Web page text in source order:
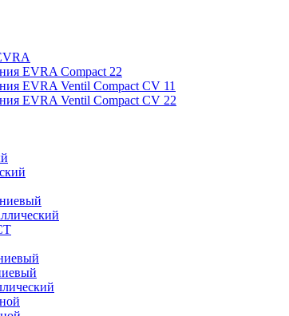
EVRA Compact 22
EVRA Ventil Compact CV 11
EVRA Ventil Compact CV 22